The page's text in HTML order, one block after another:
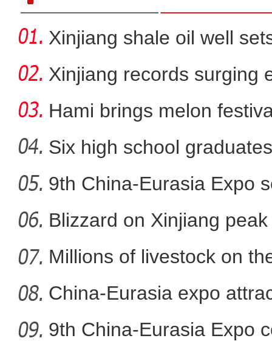
新疆军区某团组织炮兵分
Xinjiang shale oil well
Xinjiang records surging
Hami brings melon
showc
Six high school
9th China-Eurasia Expo
Blizzard on Xinjiang
Millions of livestock on
China-Eurasia expo
9th China-Eurasia Expo